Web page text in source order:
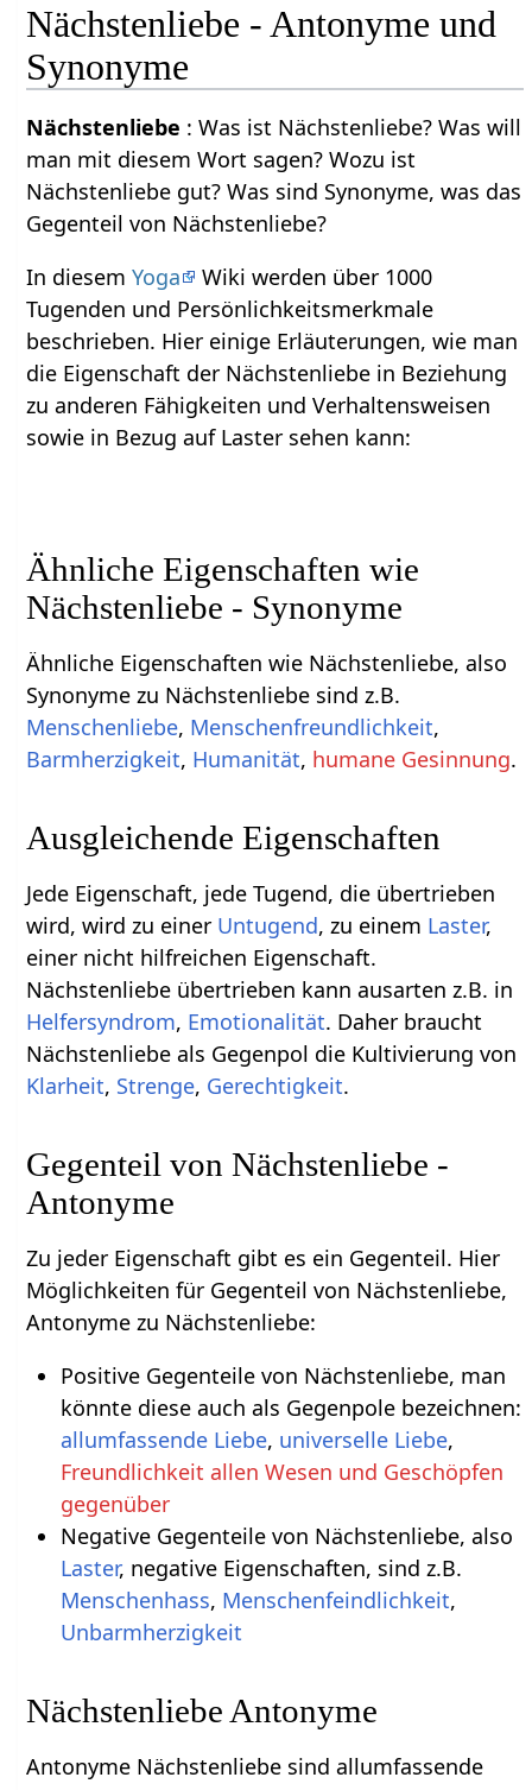
Nächstenliebe - Antonyme und
Synonyme
Nächstenliebe : Was ist Nächstenliebe? Was will
man mit diesem Wort sagen? Wozu ist
Nächstenliebe gut? Was sind Synonyme, was das
Gegenteil von Nächstenliebe?
In diesemYoga
Wiki werden über 1000
Tugenden und Persönlichkeitsmerkmale
beschrieben. Hier einige Erläuterungen, wie man
die Eigenschaft der Nächstenliebe in Beziehung
zu anderen Fähigkeiten und Verhaltensweisen
sowie in Bezug auf Laster sehen kann:
Ähnliche Eigenschaften wie
Nächstenliebe - Synonyme
Ähnliche Eigenschaften wie Nächstenliebe, also
Synonyme zu Nächstenliebe sind z.B.
Menschenliebe, Menschenfreundlichkeit,
Barmherzigkeit, Humanität, humane Gesinnung.
Ausgleichende Eigenschaften
Jede Eigenschaft, jede Tugend, die übertrieben
wird, wird zu einer Untugend, zu einem Laster,
einer nicht hilfreichen Eigenschaft.
Nächstenliebe übertrieben kann ausarten z.B. in
Helfersyndrom, Emotionalität. Daher braucht
Nächstenliebe als Gegenpol die Kultivierung von
Klarheit, Strenge, Gerechtigkeit.
Gegenteil von Nächstenliebe -
Antonyme
Zu jeder Eigenschaft gibt es ein Gegenteil. Hier
Möglichkeiten für Gegenteil von Nächstenliebe,
Antonyme zu Nächstenliebe:
Positive Gegenteile von Nächstenliebe, man
könnte diese auch als Gegenpole bezeichnen:
allumfassende Liebe, universelle Liebe,
Freundlichkeit allen Wesen und Geschöpfen
gegenüber
Negative Gegenteile von Nächstenliebe, also
Laster, negative Eigenschaften, sind z.B.
Menschenhass, Menschenfeindlichkeit,
Unbarmherzigkeit
Nächstenliebe Antonyme
Antonyme Nächstenliebe sind allumfassende